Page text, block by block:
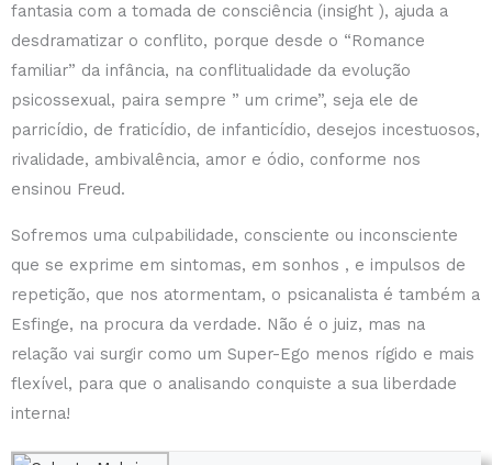
fantasia com a tomada de consciência (insight ), ajuda a
desdramatizar o conflito, porque desde o “Romance
familiar” da infância, na conflitualidade da evolução
psicossexual, paira sempre ” um crime”, seja ele de
parricídio, de fraticídio, de infanticídio, desejos incestuosos,
rivalidade, ambivalência, amor e ódio, conforme nos
ensinou Freud.
Sofremos uma culpabilidade, consciente ou inconsciente
que se exprime em sintomas, em sonhos , e impulsos de
repetição, que nos atormentam, o psicanalista é também a
Esfinge, na procura da verdade. Não é o juiz, mas na
relação vai surgir como um Super-Ego menos rígido e mais
flexível, para que o analisando conquiste a sua liberdade
interna!